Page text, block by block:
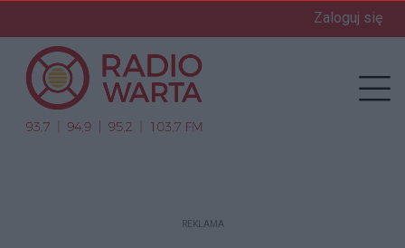
Zaloguj się
REKLAMA